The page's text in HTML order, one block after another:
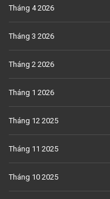
Tháng 4 2026
Tháng 3 2026
Tháng 2 2026
Tháng 1 2026
Tháng 12 2025
Tháng 11 2025
Tháng 10 2025